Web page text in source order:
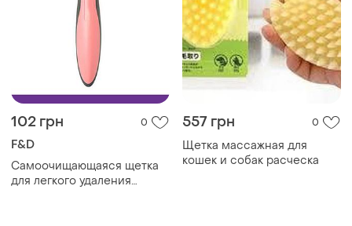
102 грн 0
F&D
Самоочищающаяся щетка
для легкого удаления
557 грн 0
Щетка массажная для
кошек и собак расческа